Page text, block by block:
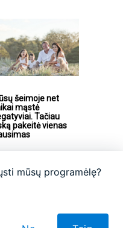
šeimoje net
mąstė
Tačiau
pakeitė vienas
mūsų programėlę?